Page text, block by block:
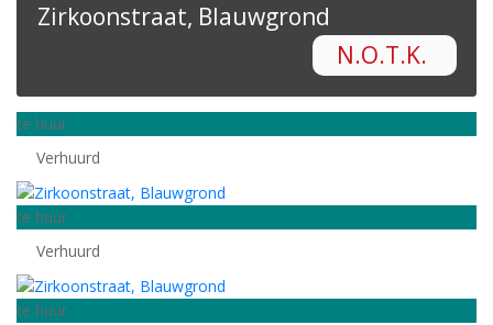
Zirkoonstraat, Blauwgrond
N.O.T.K.
te huur
Verhuurd
te huur
Verhuurd
te huur